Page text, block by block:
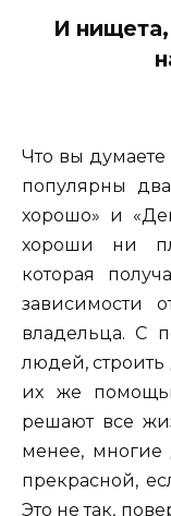
И нищета,
Что вы
популярны
хорошо» и
хороши ни
которая
зависимости
владельца. С
людей,
их же
решают все
менее, многие
прекрасной,
Это не так,